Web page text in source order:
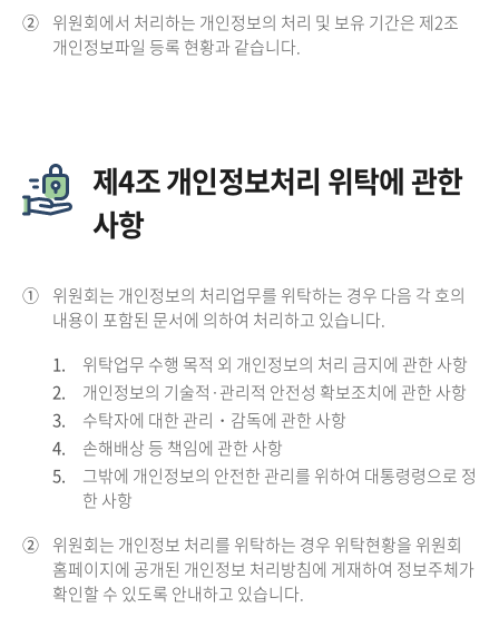
② 위원회에서 처리하는 개인정보의 처리 및 보유 기간은 제2조
개인정보파일 등록 현황과 같습니다.
제4조 개인정보처리 위탁에 관한
사항
① 위원회는 개인정보의 처리업무를 위탁하는 경우 다음 각 호의
내용이 포함된 문서에 의하여 처리하고 있습니다.
1.
위탁업무 수행 목적 외 개인정보의 처리 금지에 관한 사항
2.
개인정보의 기술적·관리적 안전성 확보조치에 관한 사항
3.
수탁자에 대한 관리・감독에 관한 사항
4.
손해배상 등 책임에 관한 사항
5.
그밖에 개인정보의 안전한 관리를 위하여 대통령령으로 정
한 사항
② 위원회는 개인정보 처리를 위탁하는 경우 위탁현황을 위원회
홈페이지에 공개된 개인정보 처리방침에 게재하여 정보주체가
확인할 수 있도록 안내하고 있습니다.